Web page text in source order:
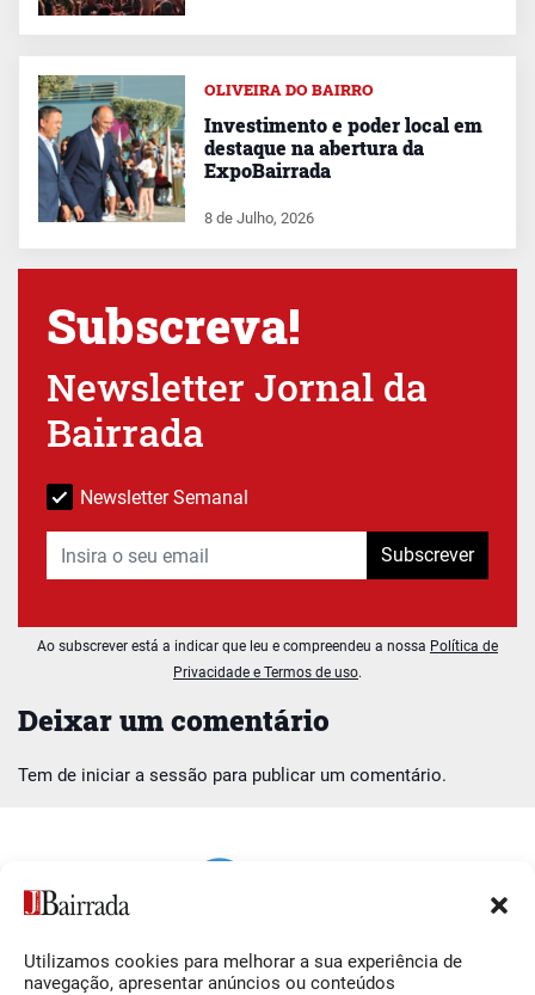
Utilizamos cookies para melhorar a sua experiência de
navegação, apresentar anúncios ou conteúdos
Deixar um comentário
Tem de iniciar a sessão para publicar um comentário.
OLIVEIRA DO BAIRRO
Investimento e poder local em
destaque na abertura da
ExpoBairrada
8 de Julho, 2026
Subscreva!
Newsletter Jornal da
Bairrada
Newsletter Semanal
Subscrever
Ao subscrever está a indicar que leu e compreendeu a nossa Política de
Privacidade e Termos de uso.
Siga-nos O Jornal da Bairrada